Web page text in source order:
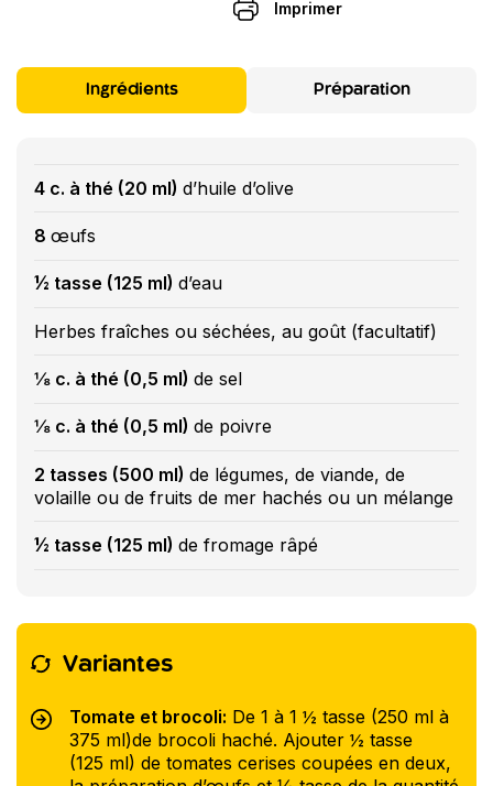
Imprimer
Ingrédients Préparation
4 c. à thé (20 ml) d’huile d’olive
8 œufs
½ tasse (125 ml) d’eau
Herbes fraîches ou séchées, au goût (facultatif)
⅛ c. à thé (0,5 ml) de sel
⅛ c. à thé (0,5 ml) de poivre
2 tasses (500 ml) de légumes, de viande, de
volaille ou de fruits de mer hachés ou un mélange
½ tasse (125 ml) de fromage râpé
Variantes
Tomate et brocoli: De 1 à 1 ½ tasse (250 ml à
375 ml)de brocoli haché. Ajouter ½ tasse
(125 ml) de tomates cerises coupées en deux,